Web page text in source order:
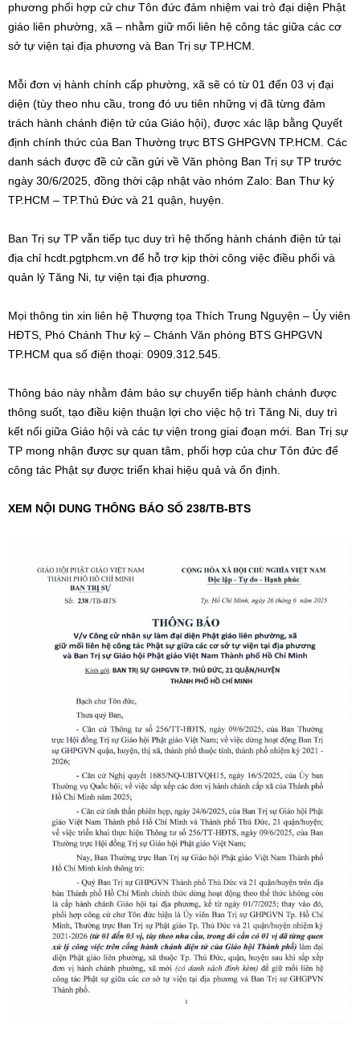
phương phối hợp cử chư Tôn đức đảm nhiệm vai trò đại diện Phật
giáo liên phường, xã – nhằm giữ mối liên hệ công tác giữa các cơ
sở tự viện tại địa phương và Ban Trị sự TP.HCM.
Mỗi đơn vị hành chính cấp phường, xã sẽ có từ 01 đến 03 vị đại
diện (tùy theo nhu cầu, trong đó ưu tiên những vị đã từng đảm
trách hành chánh điện tử của Giáo hội), được xác lập bằng Quyết
định chính thức của Ban Thường trực BTS GHPGVN TP.HCM. Các
danh sách được đề cử cần gửi về Văn phòng Ban Trị sự TP trước
ngày 30/6/2025, đồng thời cập nhật vào nhóm Zalo: Ban Thư ký
TP.HCM – TP.Thủ Đức và 21 quận, huyện.
Ban Trị sự TP vẫn tiếp tục duy trì hệ thống hành chánh điện tử tại
địa chỉ hcdt.pgtphcm.vn để hỗ trợ kịp thời công việc điều phối và
quản lý Tăng Ni, tự viện tại địa phương.
Mọi thông tin xin liên hệ Thượng tọa Thích Trung Nguyện – Ủy viên
HĐTS, Phó Chánh Thư ký – Chánh Văn phòng BTS GHPGVN
TP.HCM qua số điện thoại: 0909.312.545.
Thông báo này nhằm đảm bảo sự chuyển tiếp hành chánh được
thông suốt, tạo điều kiện thuận lợi cho việc hộ trì Tăng Ni, duy trì
kết nối giữa Giáo hội và các tự viện trong giai đoạn mới. Ban Trị sự
TP mong nhận được sự quan tâm, phối hợp của chư Tôn đức để
công tác Phật sự được triển khai hiệu quả và ổn định.
XEM NỘI DUNG THÔNG BÁO SỐ 238/TB-BTS